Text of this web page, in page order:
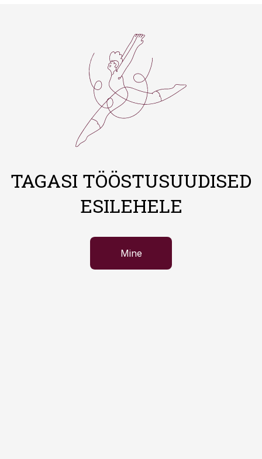
TAGASI TÖÖSTUSUUDISED
ESILEHELE
Mine